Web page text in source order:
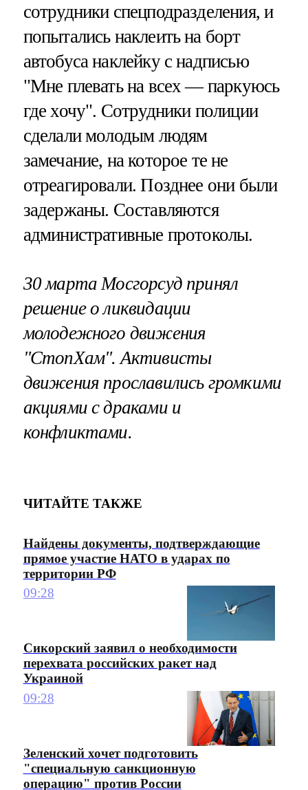
сотрудники спецподразделения, и
попытались наклеить на борт
автобуса наклейку с надписью
"Мне плевать на всех — паркуюсь
где хочу". Сотрудники полиции
сделали молодым людям
замечание, на которое те не
отреагировали. Позднее они были
задержаны. Составляются
административные протоколы.
30 марта Мосгорсуд принял
решение о ликвидации
молодежного движения
"СтопХам". Активисты
движения прославились громкими
акциями с драками и
конфликтами.
ЧИТАЙТЕ ТАКЖЕ
Найдены документы, подтверждающие
прямое участие НАТО в ударах по
территории РФ
09:28
Сикорский заявил о необходимости
перехвата российских ракет над
Украиной
09:28
Зеленский хочет подготовить
"специальную санкционную
операцию" против России